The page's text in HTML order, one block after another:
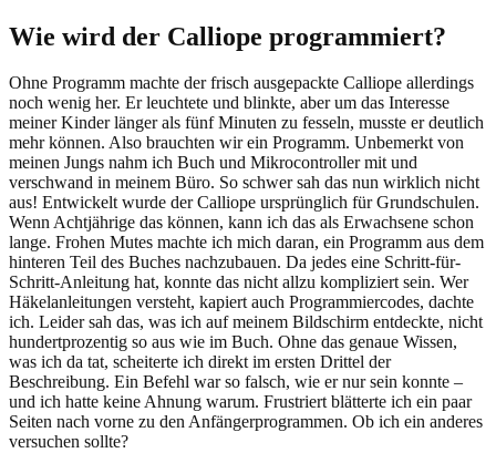
Wie wird der Calliope programmiert?
Ohne Programm machte der frisch ausgepackte Calliope allerdings
noch wenig her. Er leuchtete und blinkte, aber um das Interesse
meiner Kinder länger als fünf Minuten zu fesseln, musste er deutlich
mehr können. Also brauchten wir ein Programm. Unbemerkt von
meinen Jungs nahm ich Buch und Mikrocontroller mit und
verschwand in meinem Büro. So schwer sah das nun wirklich nicht
aus! Entwickelt wurde der Calliope ursprünglich für Grundschulen.
Wenn Achtjährige das können, kann ich das als Erwachsene schon
lange. Frohen Mutes machte ich mich daran, ein Programm aus dem
hinteren Teil des Buches nachzubauen. Da jedes eine Schritt-für-
Schritt-Anleitung hat, konnte das nicht allzu kompliziert sein. Wer
Häkelanleitungen versteht, kapiert auch Programmiercodes, dachte
ich. Leider sah das, was ich auf meinem Bildschirm entdeckte, nicht
hundertprozentig so aus wie im Buch. Ohne das genaue Wissen,
was ich da tat, scheiterte ich direkt im ersten Drittel der
Beschreibung. Ein Befehl war so falsch, wie er nur sein konnte –
und ich hatte keine Ahnung warum. Frustriert blätterte ich ein paar
Seiten nach vorne zu den Anfängerprogrammen. Ob ich ein anderes
versuchen sollte?